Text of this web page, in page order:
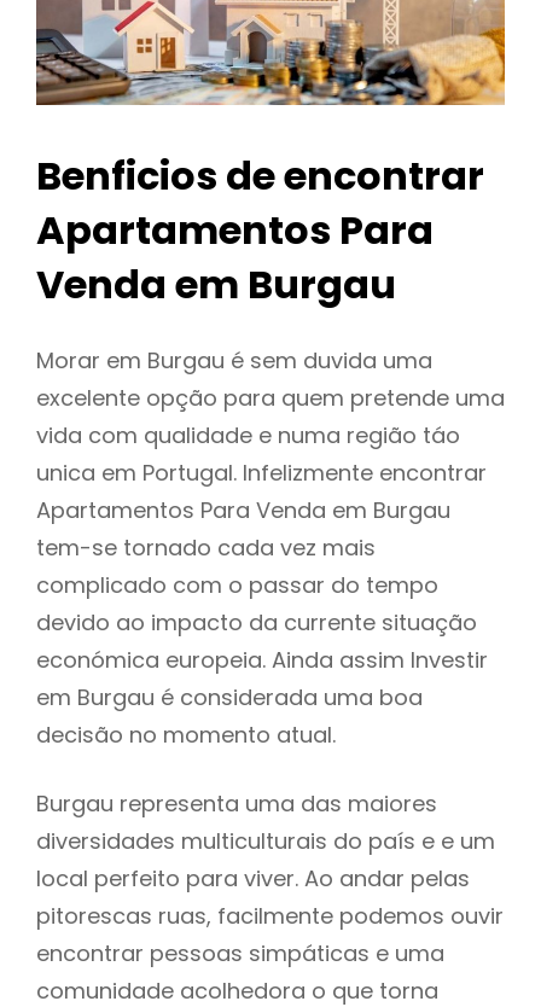
Benficios de encontrar
Apartamentos Para
Venda em Burgau
Morar em Burgau é sem duvida uma
excelente opção para quem pretende uma
vida com qualidade e numa região táo
unica em Portugal. Infelizmente encontrar
Apartamentos Para Venda em Burgau
tem-se tornado cada vez mais
complicado com o passar do tempo
devido ao impacto da currente situação
económica europeia. Ainda assim Investir
em Burgau é considerada uma boa
decisão no momento atual.
Burgau representa uma das maiores
diversidades multiculturais do país e e um
local perfeito para viver. Ao andar pelas
pitorescas ruas, facilmente podemos ouvir
encontrar pessoas simpáticas e uma
comunidade acolhedora o que torna